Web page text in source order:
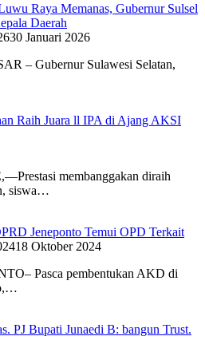
Raya Memanas, Gubernur Sulsel
Daerah
30 Januari 2026
– Gubernur Sulawesi Selatan,
Raih Juara ll IPA di Ajang AKSI
membanggakan diraih
siswa…
Jeneponto Temui OPD Terkait
18 Oktober 2024
Pasca pembentukan AKD di
PJ Bupati Junaedi B: bangun Trust.